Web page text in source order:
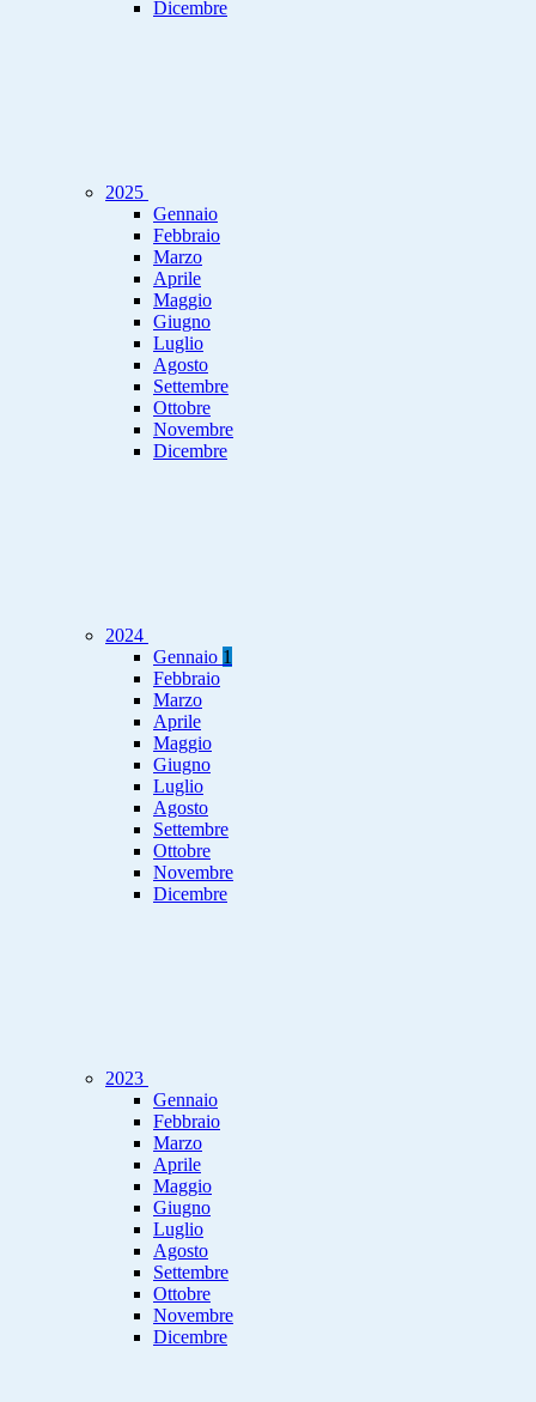
Dicembre
2025
Gennaio
Febbraio
Marzo
Aprile
Maggio
Giugno
Luglio
Agosto
Settembre
Ottobre
Novembre
Dicembre
2024
Gennaio 1
Febbraio
Marzo
Aprile
Maggio
Giugno
Luglio
Agosto
Settembre
Ottobre
Novembre
Dicembre
2023
Gennaio
Febbraio
Marzo
Aprile
Maggio
Giugno
Luglio
Agosto
Settembre
Ottobre
Novembre
Dicembre